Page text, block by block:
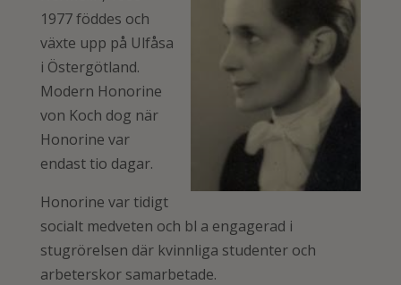
1977 föddes och
växte upp på Ulfåsa
i Östergötland.
Modern Honorine
von Koch dog när
Honorine var
endast tio dagar.
Honorine var tidigt
socialt medveten och bl a engagerad i
stugrörelsen där kvinnliga studenter och
arbeterskor samarbetade.